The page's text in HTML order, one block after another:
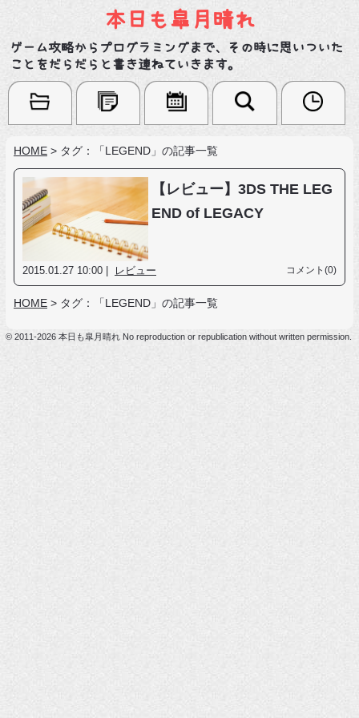
本日も皐月晴れ
ゲーム攻略からプログラミングまで、その時に思いついた
ことをだらだらと書き連ねていきます。
HOME > タグ：「LEGEND」の記事一覧
【レビュー】3DS THE LEG
END of LEGACY
2015.01.27 10:00 | レビュー コメント(0)
HOME > タグ：「LEGEND」の記事一覧
© 2011-2026 本日も皐月晴れ No reproduction or republication without written permission.